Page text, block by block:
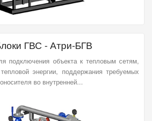
ГВС - Атри-БГВ
подключения объекта к тепловым сетям,
энергии, поддержания требуемых
во внутренней...